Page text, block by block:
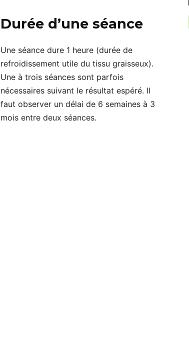
Durée d’une séance
Une séance dure 1 heure (durée de
refroidissement utile du tissu graisseux).
Une à trois séances sont parfois
nécessaires suivant le résultat espéré. Il
faut observer un délai de 6 semaines à 3
mois entre deux séances.